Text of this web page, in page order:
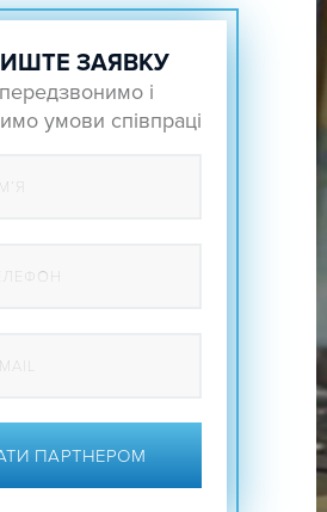
ЗАЯВКУ
і
умови співпраці
ПАРТНЕРОМ